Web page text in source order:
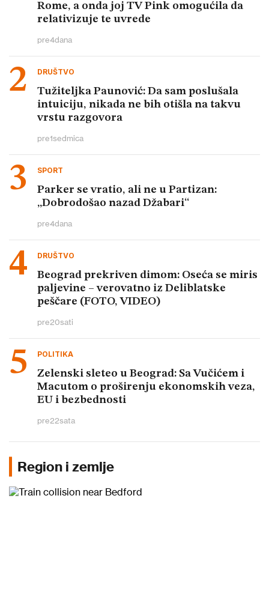
Rome, a onda joj TV Pink omogućila da
relativizuje te uvrede
pre4dana
DRUŠTVO
Tužiteljka Paunović: Da sam poslušala
intuiciju, nikada ne bih otišla na takvu
vrstu razgovora
pre1sedmica
SPORT
Parker se vratio, ali ne u Partizan:
„Dobrodošao nazad Džabari“
pre4dana
DRUŠTVO
Beograd prekriven dimom: Oseća se miris
paljevine – verovatno iz Deliblatske
peščare (FOTO, VIDEO)
pre20sati
POLITIKA
Zelenski sleteo u Beograd: Sa Vučićem i
Macutom o proširenju ekonomskih veza,
EU i bezbednosti
pre22sata
Region i zemlje